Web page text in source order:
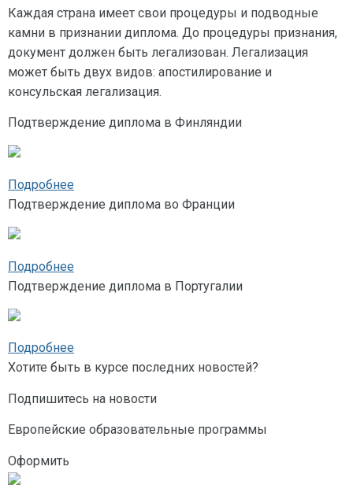
Каждая страна имеет свои процедуры и подводные
камни в признании диплома. До процедуры признания,
документ должен быть легализован. Легализация
может быть двух видов: апостилирование и
консульская легализация.
Подтверждение диплома в Финляндии
Подробнее
Подтверждение диплома во Франции
Подробнее
Подтверждение диплома в Португалии
Подробнее
Хотите быть в курсе последних новостей?
Подпишитесь на новости
Европейские образовательные программы
Оформить